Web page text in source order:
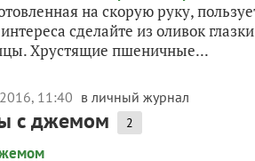
на скорую руку,
сделайте из оливок
Хрустящие пшеничные...
11:40 в личный журнал
с джемом 2